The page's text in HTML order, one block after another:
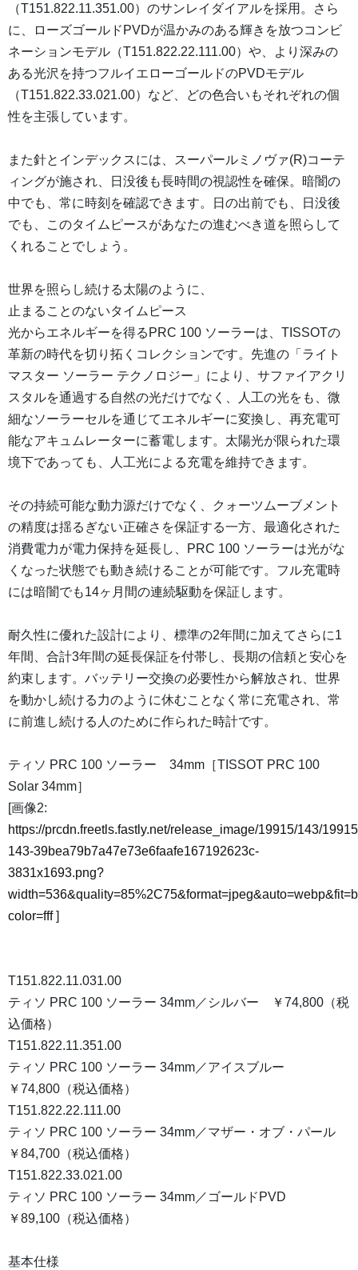
（T151.822.11.351.00）のサンレイダイアルを採用。さら
に、ローズゴールドPVDが温かみのある輝きを放つコンビ
ネーションモデル（T151.822.22.111.00）や、より深みの
ある光沢を持つフルイエローゴールドのPVDモデル
（T151.822.33.021.00）など、どの色合いもそれぞれの個
性を主張しています。
また針とインデックスには、スーパールミノヴァ(R)コーテ
ィングが施され、日没後も長時間の視認性を確保。暗闇の
中でも、常に時刻を確認できます。日の出前でも、日没後
でも、このタイムピースがあなたの進むべき道を照らして
くれることでしょう。
世界を照らし続ける太陽のように、
止まることのないタイムピース
光からエネルギーを得るPRC 100 ソーラーは、TISSOTの
革新の時代を切り拓くコレクションです。先進の「ライト
マスター ソーラー テクノロジー」により、サファイアクリ
スタルを通過する自然の光だけでなく、人工の光をも、微
細なソーラーセルを通じてエネルギーに変換し、再充電可
能なアキュムレーターに蓄電します。太陽光が限られた環
境下であっても、人工光による充電を維持できます。
その持続可能な動力源だけでなく、クォーツムーブメント
の精度は揺るぎない正確さを保証する一方、最適化された
消費電力が電力保持を延長し、PRC 100 ソーラーは光がな
くなった状態でも動き続けることが可能です。フル充電時
には暗闇でも14ヶ月間の連続駆動を保証します。
耐久性に優れた設計により、標準の2年間に加えてさらに1
年間、合計3年間の延長保証を付帯し、長期の信頼と安心を
約束します。バッテリー交換の必要性から解放され、世界
を動かし続ける力のように休むことなく常に充電され、常
に前進し続ける人のために作られた時計です。
ティソ PRC 100 ソーラー 34mm［TISSOT PRC 100
Solar 34mm］
[画像2:
https://prcdn.freetls.fastly.net/release_image/19915/143/
143-39bea79b7a47e73e6faafe167192623c-
3831x1693.png?
color=fff]
T151.822.11.031.00
ティソ PRC 100 ソーラー 34mm／シルバー ￥74,800（税
込価格）
T151.822.11.351.00
ティソ PRC 100 ソーラー 34mm／アイスブルー
￥74,800（税込価格）
T151.822.22.111.00
ティソ PRC 100 ソーラー 34mm／マザー・オブ・パール
￥84,700（税込価格）
T151.822.33.021.00
ティソ PRC 100 ソーラー 34mm／ゴールドPVD
￥89,100（税込価格）
基本仕様